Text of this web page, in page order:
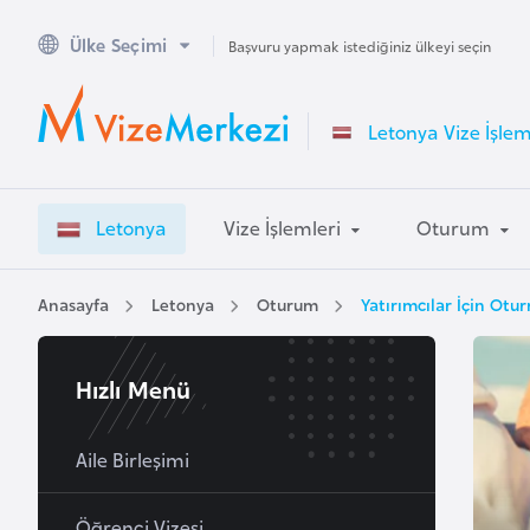
Ülke Seçimi Başvuru yapmak istediğiniz ülkeyi seçin
Letonya Vize
Letonya Vize İşlemleri Oturum
Anasayfa Letonya Oturum Yatırımcılar İçin
Hızlı Menü
Aile Birleşimi
A
u
s
a
l
A
v
u
s
t